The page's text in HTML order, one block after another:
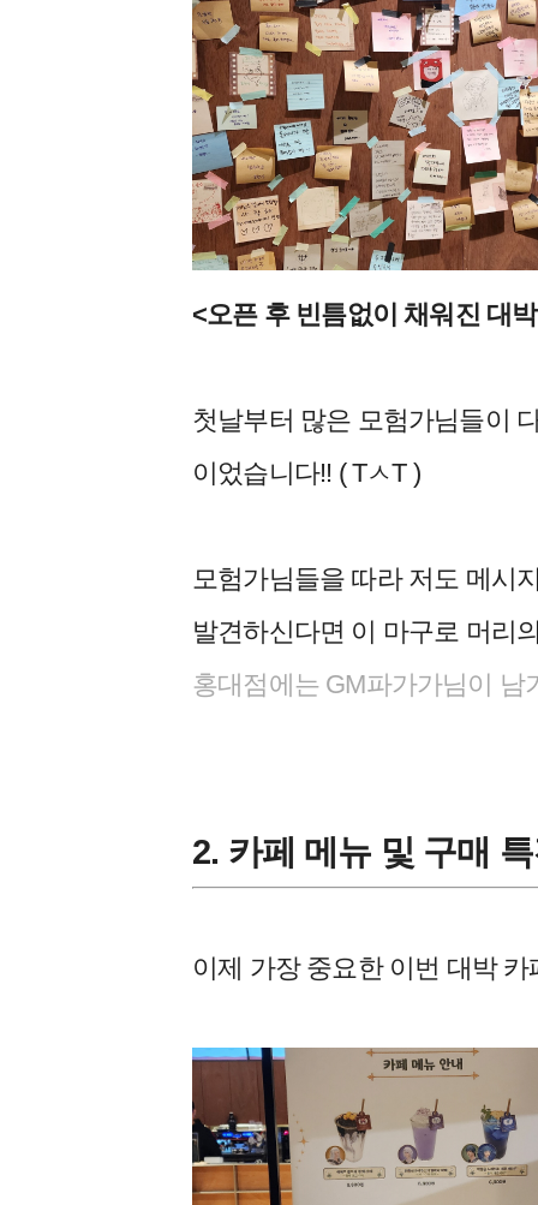
<오픈 후 빈틈없이 채워진 대
첫날부터 많은 모험가님들이
이었습니다!! ( TㅅT )
모험가님들을 따라 저도 메시
발견하신다면 이 마구로 머리
홍대점에는 GM파가가님이 남
2. 카페 메뉴 및 구매
이제 가장 중요한 이번 대박